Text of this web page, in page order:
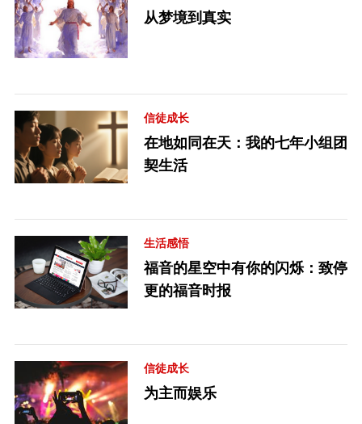
从梦境到真实
信徒成长
在地如同在天：我的七年小组团
契生活
生活感悟
福音的星空中有你的闪烁：致停
更的福音时报
信徒成长
为主而娱乐